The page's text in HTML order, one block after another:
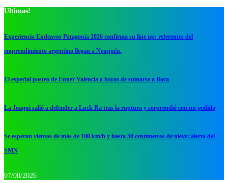
Ultimas!
Experiencia Endeavor Patagonia 2026 confirma su line up: referentes del
emprendimiento argentino llegan a Neuquén.
El especial posteo de Enner Valencia a horas de sumarse a Boca
La Joaqui salió a defender a Luck Ra tras la ruptura y sorprendió con un pedido
Se esperan vientos de más de 100 km/h y hasta 50 centímetros de nieve: alerta del
SMN
07/08/2026